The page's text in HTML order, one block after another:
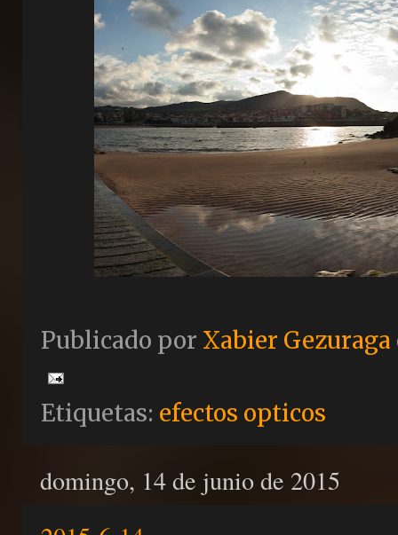
Publicado por Xabier Gezuraga
Etiquetas: efectos opticos
domingo, 14 de junio de 2015